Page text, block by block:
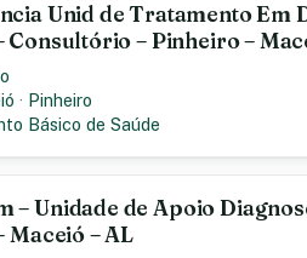
Unid de Tratamento Em
Consultório – Pinheiro –
· Pinheiro
Básico de Saúde
– Unidade de Apoio
Maceió – AL